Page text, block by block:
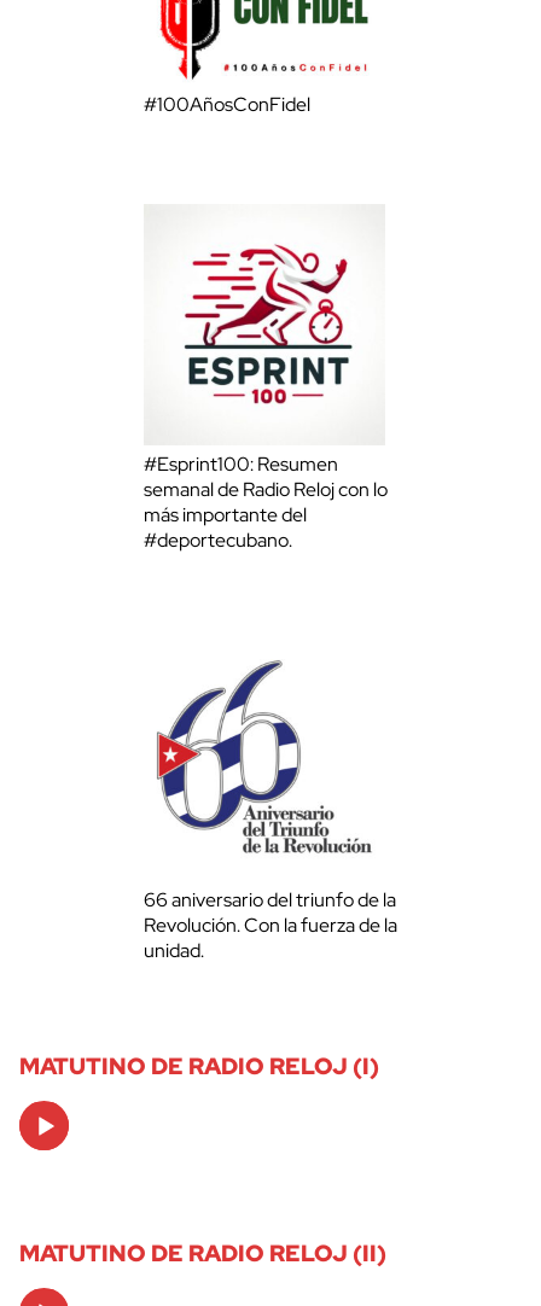
#100AñosConFidel
#Esprint100: Resumen
semanal de Radio Reloj con lo
más importante del
#deportecubano.
66 aniversario del triunfo de la
Revolución. Con la fuerza de la
unidad.
MATUTINO DE RADIO RELOJ (I)
Audio
Player
MATUTINO DE RADIO RELOJ (II)
Audio